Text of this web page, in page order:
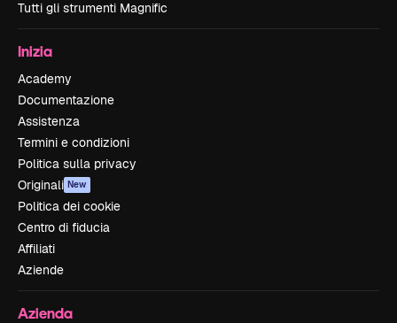
Tutti gli strumenti Magnific
Inizia
Academy
Documentazione
Assistenza
Termini e condizioni
Politica sulla privacy
Originali New
Politica dei cookie
Centro di fiducia
Affiliati
Aziende
Azienda